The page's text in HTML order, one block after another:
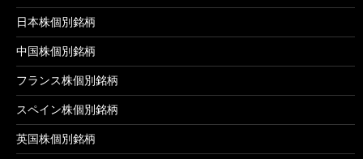
日本株個別銘柄
中国株個別銘柄
フランス株個別銘柄
スペイン株個別銘柄
英国株個別銘柄